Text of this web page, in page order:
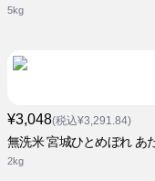
5kg
¥3,048(税込¥3,291.84)
無洗米 宮城ひとめぼれ あ
2kg